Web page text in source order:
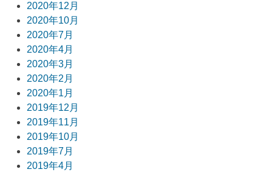
2020年12月
2020年10月
2020年7月
2020年4月
2020年3月
2020年2月
2020年1月
2019年12月
2019年11月
2019年10月
2019年7月
2019年4月